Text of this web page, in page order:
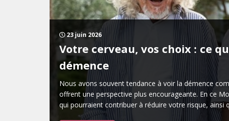
23 juin 2026
Votre cerveau, vos choix : ce
démence
Nous avons souvent tendance à voir la démence
offrent une perspective plus encourageante. En ce
qui pourraient contribuer à réduire votre risque, ainsi